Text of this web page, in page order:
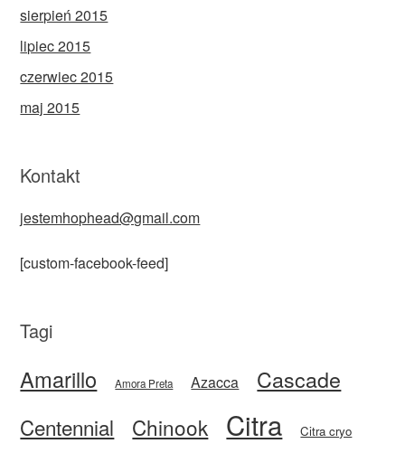
sierpień 2015
lipiec 2015
czerwiec 2015
maj 2015
Kontakt
jestemhophead@gmail.com
[custom-facebook-feed]
Tagi
Amarillo Amora Preta Azacca Cascade
Centennial Chinook Citra Citra cryo